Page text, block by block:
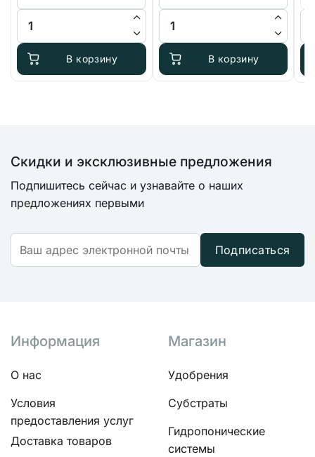
–
13.95 €
Количество товара BioBizz Bio Up
В корзину
–
32.45 €
Количество товара Advanced
В корзину
Скидки и эксклюзивные предложения
Подпишитесь сейчас и узнавайте о наших
предложениях первыми
Подписаться
Информация
О нас
Условия
предоставления услуг
Доставка товаров
Магазин
Удобрения
Субстраты
Гидропонические
системы